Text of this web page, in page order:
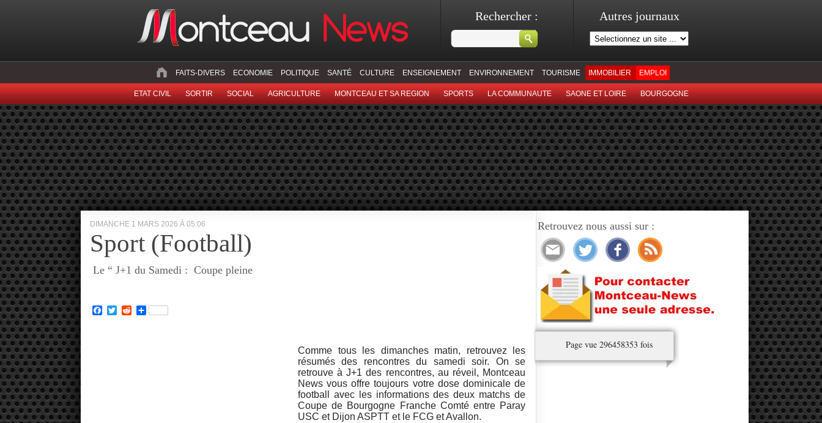
Rechercher : Autres journaux
FAITS-DIVERS ECONOMIE POLITIQUE SANTÉ CULTURE ENSEIGNEMENT ENVIRONNEMENT TOURISME IMMOBILIER EMPLOI
ETAT CIVIL SORTIR SOCIAL AGRICULTURE MONTCEAU ET SA REGION SPORTS LA COMMUNAUTE SAONE ET LOIRE BOURGOGNE
DIMANCHE 1 MARS 2026 À 05:06
Sport (Football)
Le “ J+1 du Samedi : Coupe pleine
Facebook
TwitterRedditPartager
Comme tous les dimanches matin, retrouvez les
résumés des rencontres du samedi soir. On se
retrouve à J+1 des rencontres, au réveil, Montceau
News vous offre toujours votre dose dominicale de
football avec les informations des deux matchs de
Coupe de Bourgogne Franche Comté entre Paray
USC et Dijon ASPTT et le FCG et Avallon.
Retrouvez nous aussi sur :
Page vue 296458353 fois